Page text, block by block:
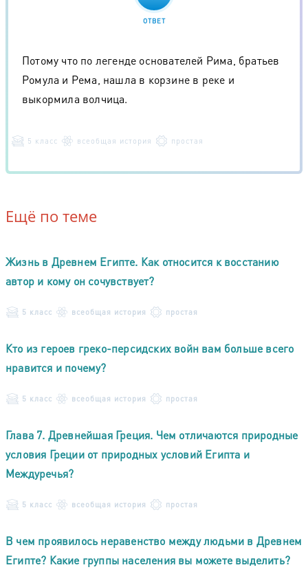
ОТВЕТ
Потому что по легенде основателей Рима, братьев
Ромула и Рема, нашла в корзине в реке и
выкормила волчица.
5 класс всеобщая история простая
Ещё по теме
Жизнь в Древнем Египте. Как относится к восстанию
автор и кому он сочувствует?
5 класс всеобщая история простая
Кто из героев греко-персидских войн вам больше всего
нравится и почему?
5 класс всеобщая история простая
Глава 7. Древнейшая Греция. Чем отличаются природные
условия Греции от природных условий Египта и
Междуречья?
5 класс всеобщая история простая
В чем проявилось неравенство между людьми в Древнем
Египте? Какие группы населения вы можете выделить?